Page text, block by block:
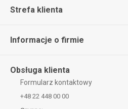
Strefa klienta
Informacje o firmie
Obsługa klienta
Formularz kontaktowy
+48 22 448 00 00